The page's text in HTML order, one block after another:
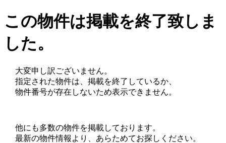
この物件は掲載を終了致しま
した。
大変申し訳ございません。
指定された物件は、掲載を終了しているか、
物件番号が存在しないため表示できません。
他にも多数の物件を掲載しております。
最新の物件情報より、あらためてお探しください。